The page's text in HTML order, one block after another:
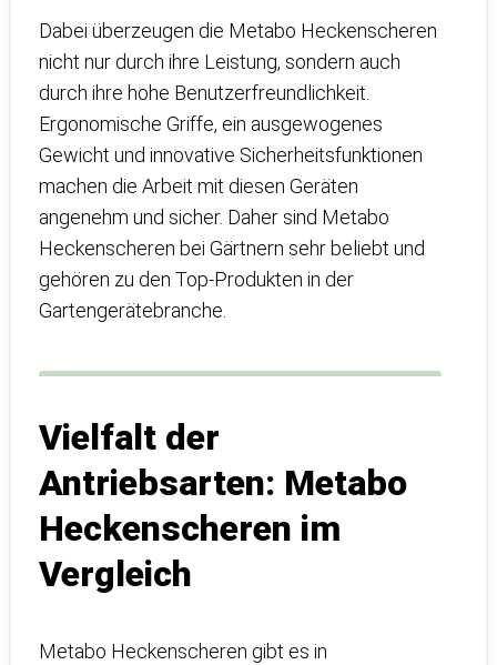
Dabei überzeugen die Metabo Heckenscheren
nicht nur durch ihre Leistung, sondern auch
durch ihre hohe Benutzerfreundlichkeit.
Ergonomische Griffe, ein ausgewogenes
Gewicht und innovative Sicherheitsfunktionen
machen die Arbeit mit diesen Geräten
angenehm und sicher. Daher sind Metabo
Heckenscheren bei Gärtnern sehr beliebt und
gehören zu den Top-Produkten in der
Gartengerätebranche.
Vielfalt der
Antriebsarten: Metabo
Heckenscheren im
Vergleich
Metabo Heckenscheren gibt es in